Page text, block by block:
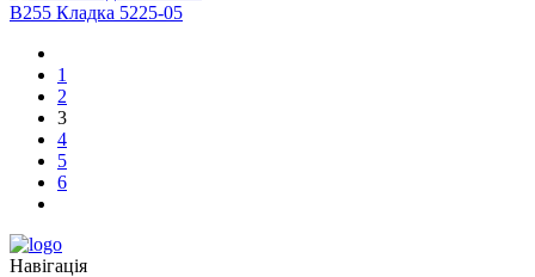
B255 Кладка 5225-05
1
2
3
4
5
6
Навігація